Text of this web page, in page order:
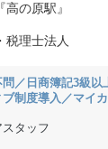
の原駅』
税理士法人
／日商簿記3級以
ブ制度導入／マイ
タッフ